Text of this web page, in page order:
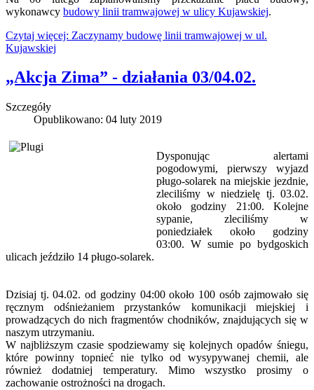
wykonawcy budowy linii tramwajowej w ulicy Kujawskiej.
Czytaj więcej: Zaczynamy budowę linii tramwajowej w ul.
Kujawskiej
„Akcja Zima” - działania 03/04.02.
Szczegóły
Opublikowano: 04 luty 2019
Dysponując alertami
pogodowymi, pierwszy wyjazd
pługo-solarek na miejskie jezdnie,
zleciliśmy w niedzielę tj. 03.02.
około godziny 21:00. Kolejne
sypanie, zleciliśmy w
poniedziałek około godziny
03:00. W sumie po bydgoskich
ulicach jeździło 14 pługo-solarek.
Dzisiaj tj. 04.02. od godziny 04:00 około 100 osób zajmowało się
ręcznym odśnieżaniem przystanków komunikacji miejskiej i
prowadzących do nich fragmentów chodników, znajdujących się w
naszym utrzymaniu.
W najbliższym czasie spodziewamy się kolejnych opadów śniegu,
które powinny topnieć nie tylko od wysypywanej chemii, ale
również dodatniej temperatury. Mimo wszystko prosimy o
zachowanie ostrożności na drogach.